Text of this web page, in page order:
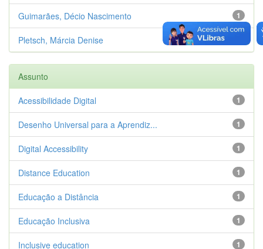
1
Guimarães, Décio Nascimento
Pletsch, Márcia Denise
Assunto
1
Acessibilidade Digital
1
Desenho Universal para a Aprendiz...
1
Digital Accessibility
1
Distance Education
1
Educação a Distância
1
Educação Inclusiva
1
Inclusive education